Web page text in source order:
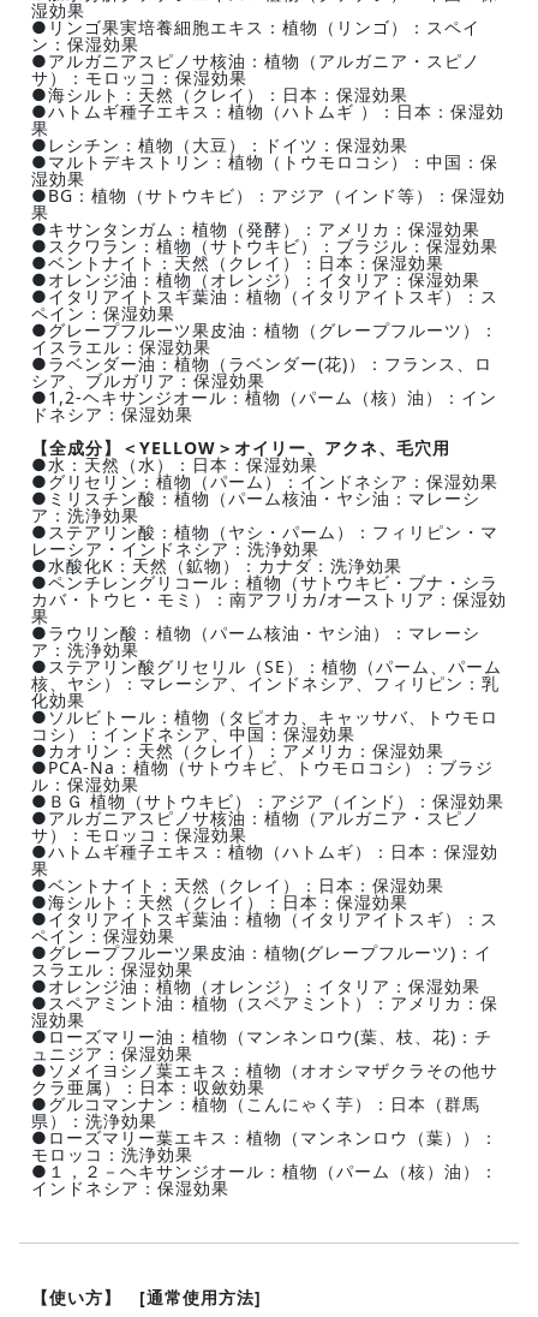
湿効果
●リンゴ果実培養細胞エキス：植物（リンゴ）：スペイ
ン：保湿効果
●アルガニアスピノサ核油：植物（アルガニア・スピノ
サ）：モロッコ：保湿効果
●海シルト：天然（クレイ）：日本：保湿効果
●ハトムギ種子エキス：植物（ハトムギ ）：日本：保湿効
果
●レシチン：植物（大豆）：ドイツ：保湿効果
●マルトデキストリン：植物（トウモロコシ）：中国：保
湿効果
●BG：植物（サトウキビ）：アジア（インド等）：保湿効
果
●キサンタンガム：植物（発酵）：アメリカ：保湿効果
●スクワラン：植物（サトウキビ）：ブラジル：保湿効果
●ベントナイト：天然（クレイ）：日本：保湿効果
●オレンジ油：植物（オレンジ）：イタリア：保湿効果
●イタリアイトスギ葉油：植物（イタリアイトスギ）：ス
ペイン：保湿効果
●グレープフルーツ果皮油：植物（グレープフルーツ）：
イスラエル：保湿効果
●ラベンダー油：植物（ラベンダー(花)）：フランス、ロ
シア、ブルガリア：保湿効果
●1,2-ヘキサンジオール：植物（パーム（核）油）：イン
ドネシア：保湿効果
【全成分】＜YELLOW＞オイリー、アクネ、毛穴用
●水：天然（水）：日本：保湿効果
●グリセリン：植物（パーム）：インドネシア：保湿効果
●ミリスチン酸：植物（パーム核油・ヤシ油：マレーシ
ア：洗浄効果
●ステアリン酸：植物（ヤシ・パーム）：フィリピン・マ
レーシア・インドネシア：洗浄効果
●水酸化K：天然（鉱物）：カナダ：洗浄効果
●ペンチレングリコール：植物（サトウキビ・ブナ・シラ
カバ・トウヒ・モミ）：南アフリカ/オーストリア：保湿効
果
●ラウリン酸：植物（パーム核油・ヤシ油）：マレーシ
ア：洗浄効果
●ステアリン酸グリセリル（SE）：植物（パーム、パーム
核、ヤシ）：マレーシア、インドネシア、フィリピン：乳
化効果
●ソルビトール：植物（タピオカ、キャッサバ、トウモロ
コシ）：インドネシア、中国：保湿効果
●カオリン：天然（クレイ）：アメリカ：保湿効果
●PCA-Na：植物（サトウキビ、トウモロコシ）：ブラジ
ル：保湿効果
●ＢＧ 植物（サトウキビ）：アジア（インド）：保湿効果
●アルガニアスピノサ核油：植物（アルガニア・スピノ
サ）：モロッコ：保湿効果
●ハトムギ種子エキス：植物（ハトムギ）：日本：保湿効
果
●ベントナイト：天然（クレイ）：日本：保湿効果
●海シルト：天然（クレイ）：日本：保湿効果
●イタリアイトスギ葉油：植物（イタリアイトスギ）：ス
ペイン：保湿効果
●グレープフルーツ果皮油：植物(グレープフルーツ)：イ
スラエル：保湿効果
●オレンジ油：植物（オレンジ）：イタリア：保湿効果
●スペアミント油：植物（スペアミント）：アメリカ：保
湿効果
●ローズマリー油：植物（マンネンロウ(葉、枝、花)：チ
ュニジア：保湿効果
●ソメイヨシノ葉エキス：植物（オオシマザクラその他サ
クラ亜属）：日本：収斂効果
●グルコマンナン：植物（こんにゃく芋）：日本（群馬
県）：洗浄効果
●ローズマリー葉エキス：植物（マンネンロウ（葉））：
モロッコ：洗浄効果
●１，２－ヘキサンジオール：植物（パーム（核）油）：
インドネシア：保湿効果
【使い方】
[通常使用方法]